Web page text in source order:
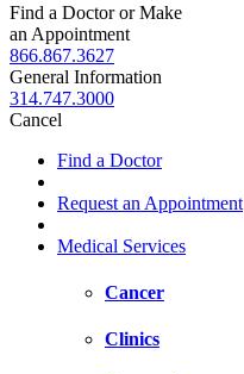
Find a Doctor or Make
an Appointment
866.867.3627
General Information
314.747.3000
Cancel
Find a Doctor
Request an Appointment
Medical Services
Cancer
Clinics